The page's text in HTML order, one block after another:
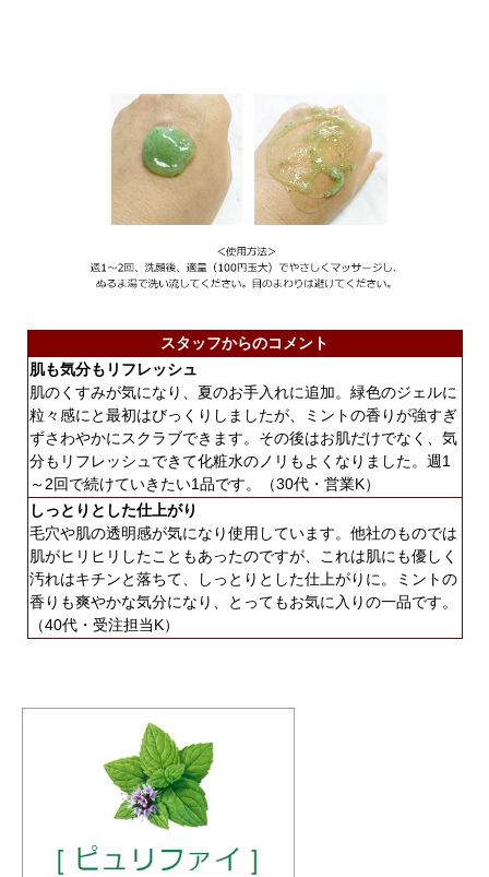
スタッフからのコメント
肌も気分もリフレッシュ
肌のくすみが気になり、夏のお手入れに追加。緑色のジェルに
粒々感にと最初はびっくりしましたが、ミントの香りが強すぎ
ずさわやかにスクラブできます。その後はお肌だけでなく、気
分もリフレッシュできて化粧水のノリもよくなりました。週1
～2回で続けていきたい1品です。（30代・営業K）
しっとりとした仕上がり
毛穴や肌の透明感が気になり使用しています。他社のものでは
肌がヒリヒリしたこともあったのですが、これは肌にも優しく
汚れはキチンと落ちて、しっとりとした仕上がりに。ミントの
香りも爽やかな気分になり、とってもお気に入りの一品です。
（40代・受注担当K）